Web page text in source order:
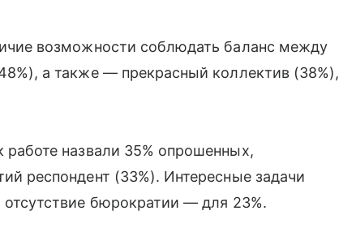
возможности соблюдать баланс между
а также — прекрасный коллектив (38%),
назвали 35% опрошенных,
респондент (33%). Интересные задачи
бюрократии — для 23%.